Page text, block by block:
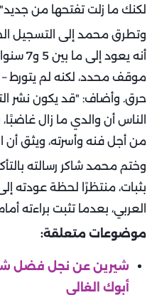
لكنك ما زلت تفتحها من
وتطرق محمد إلى التسجيل
أنه
موقف محدد، لكنه لم يتورط
حرق. وأضاف: "قد يكون نشر
الناس أن والدي ما زال
من أجل فنه وأسرته، ويثق أن
وختم محمد شاكر رسالته
بثبات، منتظرًا لحظة عودته
العربي، بعدما تثبت براءته
موضوعات متعلقة:
شيرين عن نجل فضل
أبوك الغالي